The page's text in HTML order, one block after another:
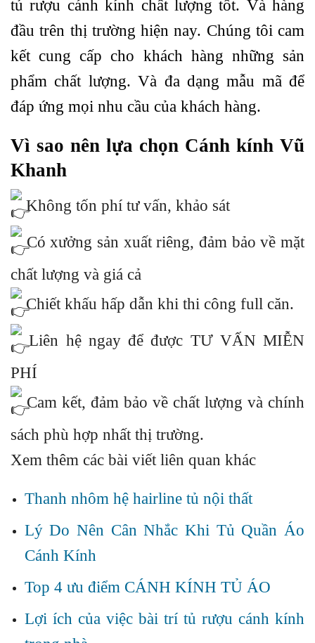
tủ rượu cánh kính chất lượng tốt. Và hàng
đầu trên thị trường hiện nay. Chúng tôi cam
kết cung cấp cho khách hàng những sản
phẩm chất lượng. Và đa dạng mẫu mã để
đáp ứng mọi nhu cầu của khách hàng.
Vì sao nên lựa chọn Cánh kính Vũ
Khanh
Không tốn phí tư vấn, khảo sát
Có xưởng sản xuất riêng, đảm bảo về mặt
chất lượng và giá cả
Chiết khấu hấp dẫn khi thi công full căn.
Liên hệ ngay để được TƯ VẤN MIỄN
PHÍ
Cam kết, đảm bảo về chất lượng và chính
sách phù hợp nhất thị trường.
Xem thêm các bài viết liên quan khác
Thanh nhôm hệ hairline tủ nội thất
Lý Do Nên Cân Nhắc Khi Tủ Quần Áo
Cánh Kính
Top 4 ưu điểm CÁNH KÍNH TỦ ÁO
Lợi ích của việc bài trí tủ rượu cánh kính